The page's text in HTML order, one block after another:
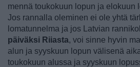
mennä toukokuun lopun ja elokuun
Jos rannalla oleminen ei ole yhtä
lomatunnelma ja jos Latvian
päiväksi Riiasta, voi sinne hyvin
alun ja syyskuun lopun välisenä
toukokuun alussa ja syyskuun